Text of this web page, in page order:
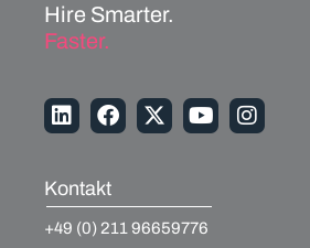
Hire Smarter.
Faster.
Kontakt
+49 (0) 211 96659776